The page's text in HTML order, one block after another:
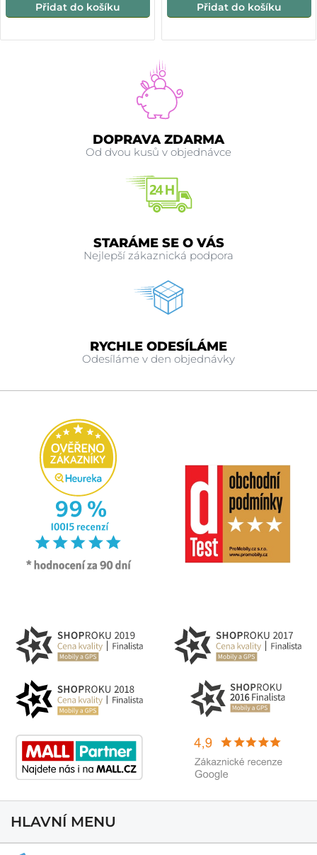
Přidat do košíku Přidat do košíku
DOPRAVA ZDARMA
Od dvou kusů v objednávce
STARÁME SE O VÁS
Nejlepší zákaznická podpora
RYCHLE ODESÍLÁME
Odesíláme v den objednávky
HLAVNÍ MENU